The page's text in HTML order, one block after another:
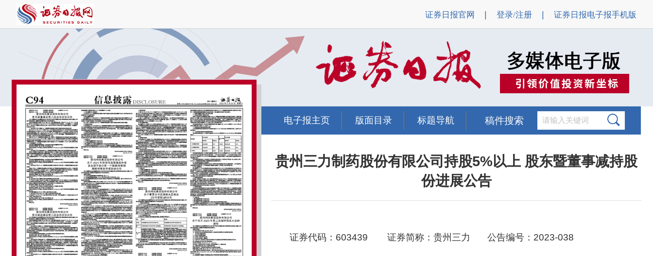
证券日报官网 登录/注册 证券日报电子报手机版
电子报主页 版面目录 标题导航 稿件搜索
贵州三力制药股份有限公司持股5%以上 股东暨董事减持股
份进展公告
证券代码：603439 证券简称：贵州三力 公告编号：2023-038